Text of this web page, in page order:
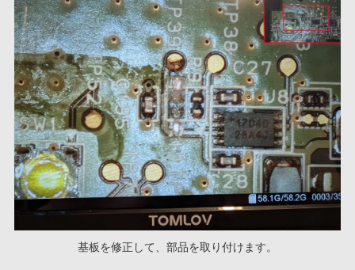
基板を修正して、部品を取り付けます。